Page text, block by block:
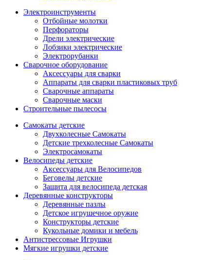
Электроинструменты
Отбойные молотки
Перфораторы
Дрели электрические
Лобзики электрические
Электрорубанки
Сварочное оборудование
Аксессуары для сварки
Аппараты для сварки пластиковых труб
Сварочные аппараты
Сварочные маски
Строительные пылесосы
Самокаты детские
Двухколесные Cамокаты
Детские трехколесные Самокаты
Электросамокаты
Велосипеды детские
Аксессуары для Велосипедов
Беговелы детские
Защита для велосипеда детская
Деревянные конструкторы
Деревянные пазлы
Детское игрушечное оружие
Конструкторы детские
Кукольные домики и мебель
Антистрессовые Игрушки
Мягкие игрушки детские